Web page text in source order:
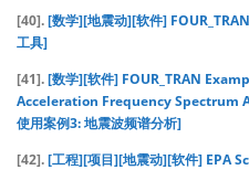
[40].[数学][地震动][软件]
工具]
[41].[数学][软件] FOUR_TRAN
Acceleration Frequency Spectrum
使用案例3: 地震波频谱分析]
[42].[工程][项目][地震动][软件] EPA